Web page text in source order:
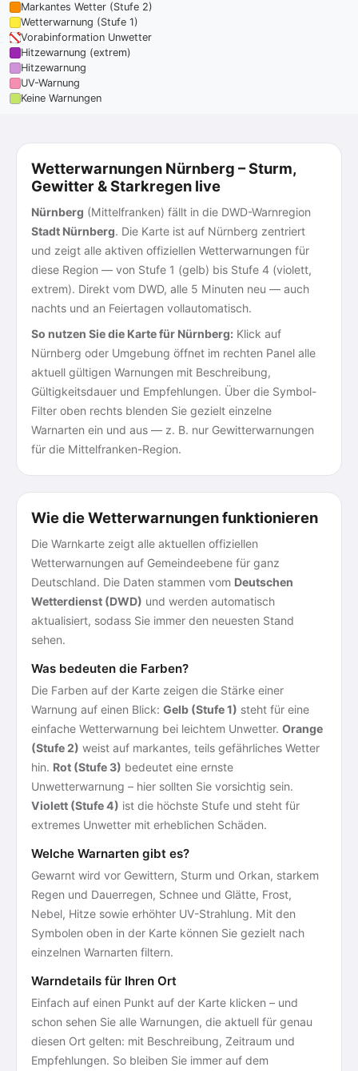
Markantes Wetter (Stufe 2)
Wetterwarnung (Stufe 1)
Vorabinformation Unwetter
Hitzewarnung (extrem)
Hitzewarnung
UV-Warnung
Keine Warnungen
Wetterwarnungen Nürnberg – Sturm,
Gewitter & Starkregen live
Nürnberg (Mittelfranken) fällt in die DWD-Warnregion
Stadt Nürnberg. Die Karte ist auf Nürnberg zentriert
und zeigt alle aktiven offiziellen Wetterwarnungen für
diese Region — von Stufe 1 (gelb) bis Stufe 4 (violett,
extrem). Direkt vom DWD, alle 5 Minuten neu — auch
nachts und an Feiertagen vollautomatisch.
So nutzen Sie die Karte für Nürnberg: Klick auf
Nürnberg oder Umgebung öffnet im rechten Panel alle
aktuell gültigen Warnungen mit Beschreibung,
Gültigkeitsdauer und Empfehlungen. Über die Symbol-
Filter oben rechts blenden Sie gezielt einzelne
Warnarten ein und aus — z. B. nur Gewitterwarnungen
für die Mittelfranken-Region.
Wie die Wetterwarnungen funktionieren
Die Warnkarte zeigt alle aktuellen offiziellen
Wetterwarnungen auf Gemeindeebene für ganz
Deutschland. Die Daten stammen vom Deutschen
Wetterdienst (DWD) und werden automatisch
aktualisiert, sodass Sie immer den neuesten Stand
sehen.
Was bedeuten die Farben?
Die Farben auf der Karte zeigen die Stärke einer
Warnung auf einen Blick: Gelb (Stufe 1) steht für eine
einfache Wetterwarnung bei leichtem Unwetter. Orange
(Stufe 2) weist auf markantes, teils gefährliches Wetter
hin. Rot (Stufe 3) bedeutet eine ernste
Unwetterwarnung – hier sollten Sie vorsichtig sein.
Violett (Stufe 4) ist die höchste Stufe und steht für
extremes Unwetter mit erheblichen Schäden.
Welche Warnarten gibt es?
Gewarnt wird vor Gewittern, Sturm und Orkan, starkem
Regen und Dauerregen, Schnee und Glätte, Frost,
Nebel, Hitze sowie erhöhter UV-Strahlung. Mit den
Symbolen oben in der Karte können Sie gezielt nach
einzelnen Warnarten filtern.
Warndetails für Ihren Ort
Einfach auf einen Punkt auf der Karte klicken – und
schon sehen Sie alle Warnungen, die aktuell für genau
diesen Ort gelten: mit Beschreibung, Zeitraum und
Empfehlungen. So bleiben Sie immer auf dem